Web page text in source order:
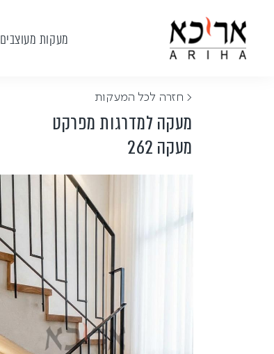
מעקות מעוצבים
< חזרה לכל המעקות
מעקה למדרגות מפרקט
מעקה 262